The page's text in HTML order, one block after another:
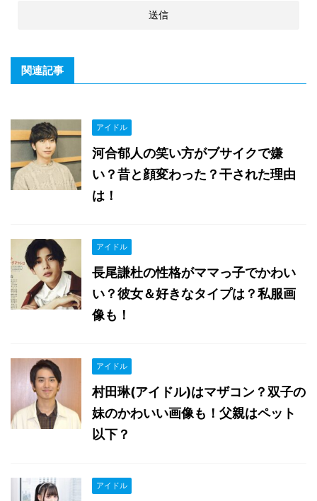
関連記事
アイドル
河合郁人の笑い方がブサイクで嫌
い？昔と顔変わった？干された理由
は！
アイドル
長尾謙杜の性格がママっ子でかわい
い？彼女＆好きなタイプは？私服画
像も！
アイドル
村田琳(アイドル)はマザコン？双子の
妹のかわいい画像も！父親はペット
以下？
アイドル